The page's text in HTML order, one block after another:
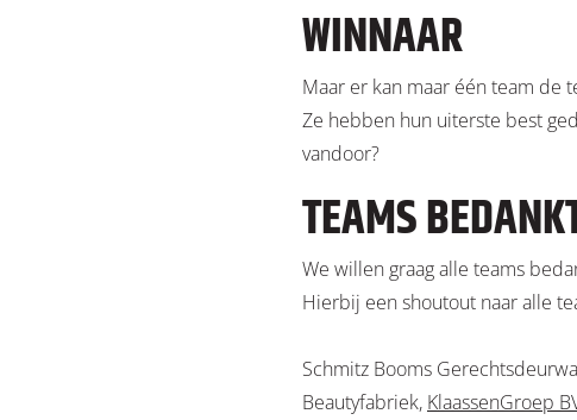
WINNAAR
Maar er kan maar één team de
Ze hebben hun uiterste best
vandoor?
TEAMS
We willen graag alle teams
Hierbij een shoutout naar alle
Schmitz Booms
Beautyfabriek, KlaassenGroep